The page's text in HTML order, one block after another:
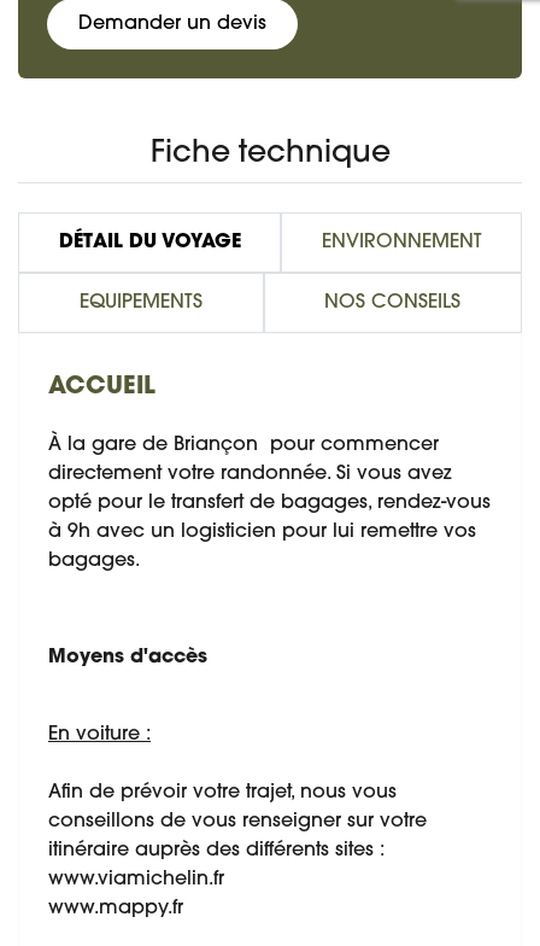
Demander un devis
Fiche technique
DÉTAIL DU VOYAGE ENVIRONNEMENT
EQUIPEMENTS NOS CONSEILS
ACCUEIL
À la gare de Briançon pour commencer
directement votre randonnée. Si vous avez
opté pour le transfert de bagages, rendez-vous
à 9h avec un logisticien pour lui remettre vos
bagages.
Moyens d'accès
En voiture :
Afin de prévoir votre trajet, nous vous
conseillons de vous renseigner sur votre
itinéraire auprès des différents sites :
www.viamichelin.fr
www.mappy.fr